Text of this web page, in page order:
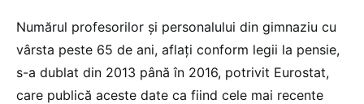
Numărul profesorilor și personalului din gimnaziu cu
vârsta peste 65 de ani, aflați conform legii la pensie,
s-a dublat din 2013 până în 2016, potrivit Eurostat,
care publică aceste date ca fiind cele mai recente